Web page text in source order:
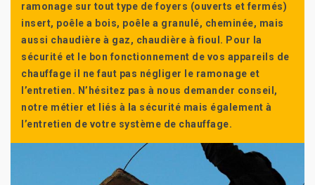
ramonage sur tout type de foyers (ouverts et fermés)
insert, poêle a bois, poêle a granulé, cheminée, mais
aussi chaudière à gaz, chaudière à fioul. Pour la
sécurité et le bon fonctionnement de vos appareils de
chauffage il ne faut pas négliger le ramonage et
l’entretien. N’hésitez pas à nous demander conseil,
notre métier et liés à la sécurité mais également à
l’entretien de votre système de chauffage.